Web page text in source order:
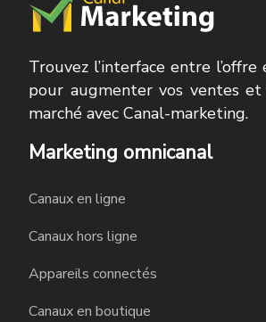
Trouvez l’interface entre
pour augmenter vos ventes
marché avec Canal-marketing.
Marketing omnicanal
Canaux en ligne
Canaux hors ligne
Appareils connectés
Canaux en boutique